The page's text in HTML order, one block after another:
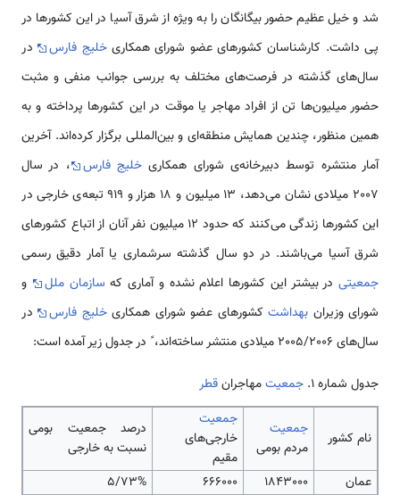
شد و خیل عظیم حضور بیگانگان را به ویژه از شرق آسیا در این کشورها در
پی داشت. کارشناسان کشورهای عضو شورای همکاریخلیج فارس
در
سال‌های گذشته در فرصت‌های مختلف به بررسی جوانب منفی و مثبت
حضور میلیون‌ها تن از افراد مهاجر یا موقت در این کشورها پرداخته و به
همین منظور، چندین همایش منطقه‌ای و بین‌المللی برگزار کرده‌اند. آخرین
آمار منتشره توسط دبیرخانه‌ی شورای همکاری خلیج فارس
، در سال
2007 میلادی نشان می‌دهد، 13 میلیون و 18 هزار و 919 تبعه‌ی خارجی در
این کشورها زندگی می‌کنند که حدود 12 میلیون نفر آنان از اتباع کشورهای
شرق آسیا می‌باشند. در دو سال گذشته سرشماری یا آمار دقیق رسمی
جمعیتی در بیشتر این کشورها اعلام نشده و آماری که سازمان ملل
و
شورای وزیران بهداشتکشورهای عضو شورای همکاریخلیج فارس
در
سال‌های 2005/2006 میلادی منتشر ساخته‌اند، ً در جدول زیر آمده است:
جدول شماره 1. جمعیتمهاجرانقطر
نام کشور
جمعیت
مردم بومی
جمعیت
خارجی‌های
مقیم
درصد جمعیت بومی
نسبت به خارجی
عمان
1843000
666000
5/73%